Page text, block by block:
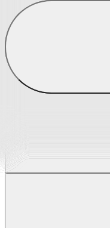
Prostěradla